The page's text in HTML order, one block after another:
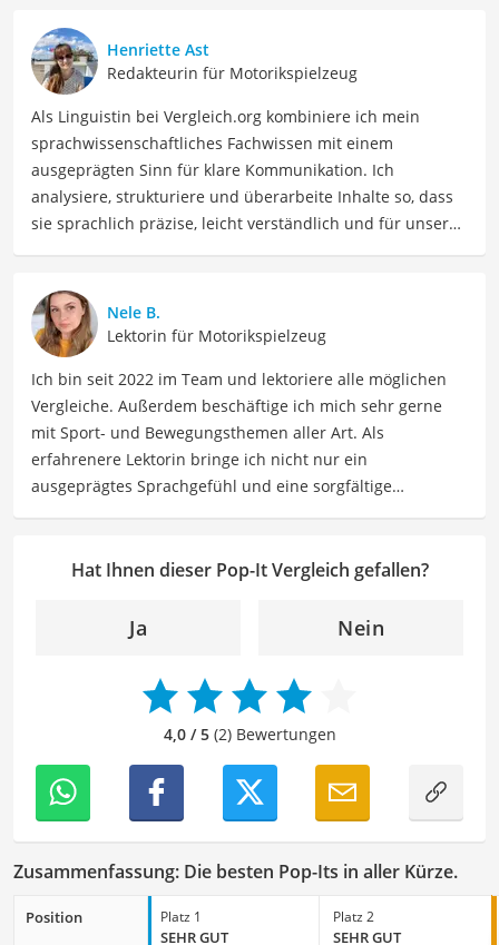
Henriette Ast
Redakteurin für Motorikspielzeug
Als Linguistin bei Vergleich.org kombiniere ich mein
sprachwissenschaftliches Fachwissen mit einem
ausgeprägten Sinn für klare Kommunikation. Ich
analysiere, strukturiere und überarbeite Inhalte so, dass
sie sprachlich präzise, leicht verständlich und für unsere
beschäftige ich mich gerne mit verschiedenen Hobbys
und Freizeitaktivitäten. Dieses Interesse spiegelt sich in
meinen Beiträgen wider, die sich mit Freizeitideen,
Reiseempfehlungen, Hobbytipps und Anregungen für die
Freizeitgestaltung befassen.
Der Pop-It-Vergleich ist aus unserer Sicht besonders
empfehlenswert für KinderundJugendliche.
Nele B.
Lektorin für Motorikspielzeug
Ich bin seit 2022 im Team und lektoriere alle möglichen
Vergleiche. Außerdem beschäftige ich mich sehr gerne
mit Sport- und Bewegungsthemen aller Art. Als
erfahrenere Lektorin bringe ich nicht nur ein
ausgeprägtes Sprachgefühl und eine sorgfältige
kann ich dazu beitragen, Texte inhaltlich präzise, gut
Mein Ziel ist es, unsere Inhalte auf ihre inhaltliche
Kohärenz, logische Schlüssigkeit und stilistische Qualität
zu überprüfen sowie gegebenenfalls zu verbessern. Mit
meinem Hintergrund im Bereich Sport und meiner Liebe
zur geschriebenen Sprache trage ich dazu bei, dass
fehlerfrei sind.
Hat Ihnen dieser Pop-It Vergleich gefallen?
Ja Nein
4,0 / 5(2) Bewertungen
Zusammenfassung: Die besten Pop-Its in aller Kürze.
Position Platz 1
SEHR GUT
Platz 2
SEHR GUT